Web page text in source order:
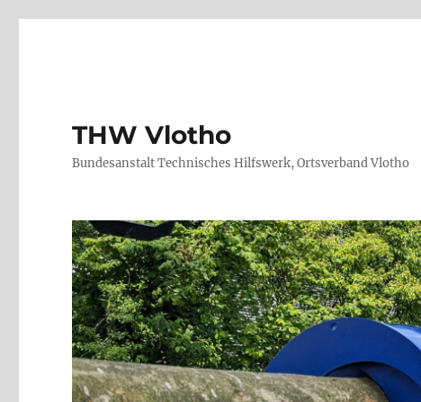
THW Vlotho
Bundesanstalt Technisches Hilfswerk, Ortsverband Vlotho